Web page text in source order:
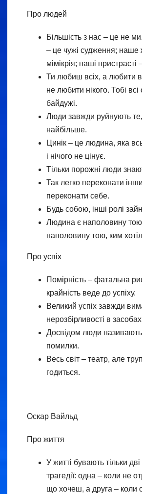
Про людей
Більшість з нас – це не
– це чужі судження; наше
мімікрія; наші пристрасті
Ти любиш всіх, а любити
не любити нікого. Тобі
байдужі.
Люди завжди руйнують
найбільше.
Цинік – це людина, яка
і нічого не цінує.
Тільки порожні люди
Так легко переконати
переконати себе.
Будь собою, інші ролі
Людина є наполовину
наполовину тою, ким
Про успіх
Помірність – фатальна
крайність веде до успіху.
Великий успіх завжди
нерозбірливості в
Досвідом люди називають
помилки.
Весь світ – театр, але
годиться.
Оскар Вайльд
Про життя
У житті бувають тільки
трагедії: одна – коли не
що хочеш, а друга – коли